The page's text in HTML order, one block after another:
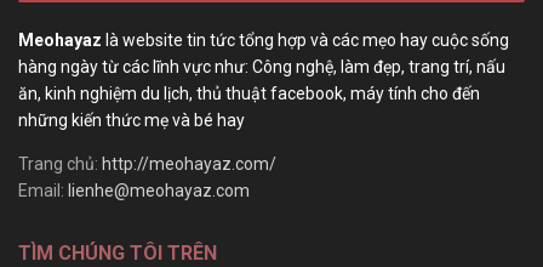
Meohayaz là website tin tức tổng hợp và các mẹo hay cuộc sống
hàng ngày từ các lĩnh vực như: Công nghệ, làm đẹp, trang trí, nấu
ăn, kinh nghiệm du lịch, thủ thuật facebook, máy tính cho đến
những kiến thức mẹ và bé hay
Trang chủ: http://meohayaz.com/
Email: lienhe@meohayaz.com
TÌM CHÚNG TÔI TRÊN